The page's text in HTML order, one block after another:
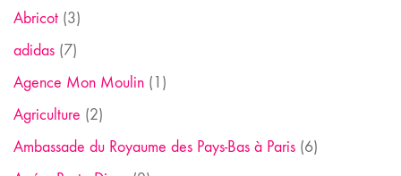
Abricot (3)
adidas (7)
Agence Mon Moulin (1)
Agriculture (2)
Ambassade du Royaume des Pays-Bas à Paris (6)